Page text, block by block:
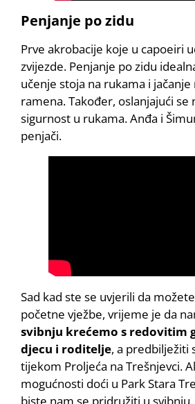
Penjanje po zidu
Prve akrobacije koje u capoeiri
zvijezde. Penjanje po zidu
učenje stoja na rukama i
ramena. Također, oslanjajući se
sigurnost u rukama. Anđa i
penjači.
Sad kad ste se uvjerili da
početne vježbe, vrijeme je da
svibnju krećemo s redovitim
djecu i roditelje, a predbilježiti
tijekom Proljeća na Trešnjevci.
mogućnosti doći u Park Stara